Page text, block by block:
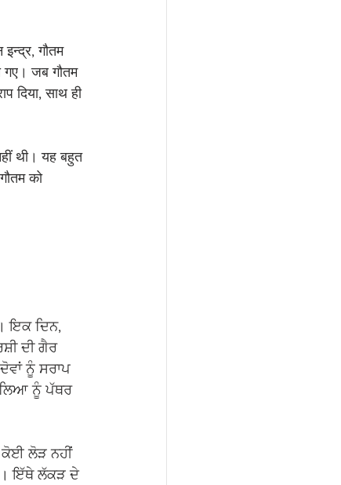
गौतम
गए। जब गौतम
दिया, साथ ही
थी। यह बहुत
को
ਇਕ ਦਿਨ,
ਦੀ ਗੈਰ
ਨੂੰ ਸਰਾਪ
ਨੂੰ ਪੱਥਰ
ਕੋਈ ਲੋੜ ਨਹੀਂ
ਇੱਥੇ ਲੱਕੜ ਦੇ